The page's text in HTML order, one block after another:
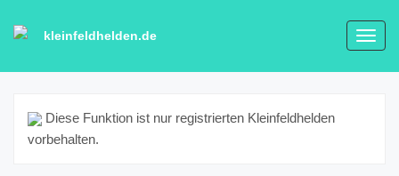
kleinfeldhelden.de
Diese Funktion ist nur registrierten Kleinfeldhelden
vorbehalten.